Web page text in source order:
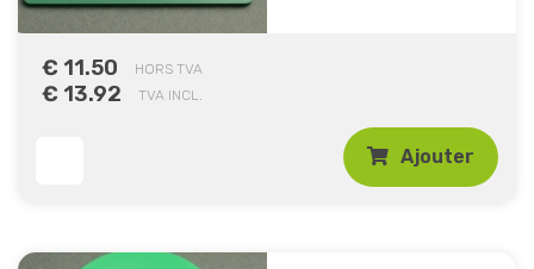
€ 11.50 HORS TVA
€ 13.92 TVA INCL.
Ajouter